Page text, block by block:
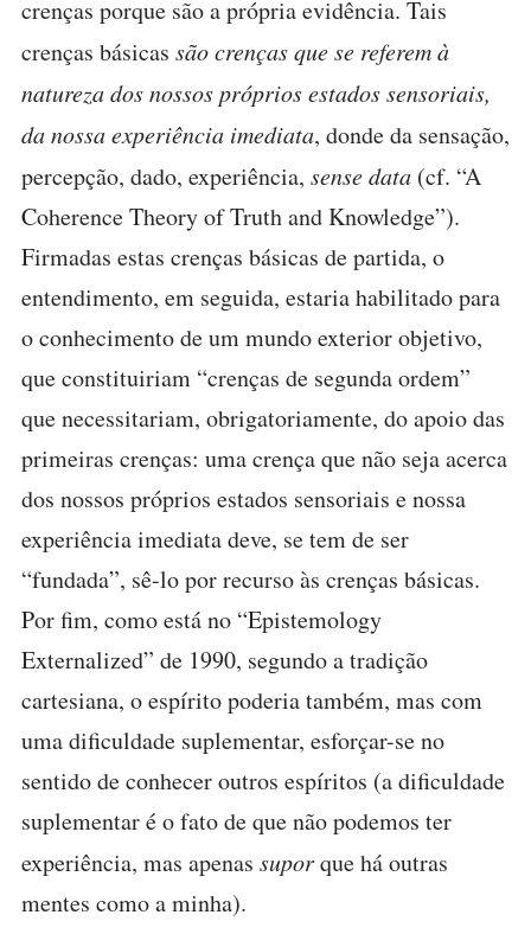
crenças porque são a própria evidência. Tais
crenças básicas são crenças que se referem à
natureza dos nossos próprios estados sensoriais,
da nossa experiência imediata, donde da sensação,
percepção, dado, experiência, sense data (cf. “A
Coherence Theory of Truth and Knowledge”).
Firmadas estas crenças básicas de partida, o
entendimento, em seguida, estaria habilitado para
o conhecimento de um mundo exterior objetivo,
que constituiriam “crenças de segunda ordem”
que necessitariam, obrigatoriamente, do apoio das
primeiras crenças: uma crença que não seja acerca
dos nossos próprios estados sensoriais e nossa
experiência imediata deve, se tem de ser
“fundada”, sê-lo por recurso às crenças básicas.
Por fim, como está no “Epistemology
Externalized” de 1990, segundo a tradição
cartesiana, o espírito poderia também, mas com
uma dificuldade suplementar, esforçar-se no
sentido de conhecer outros espíritos (a dificuldade
suplementar é o fato de que não podemos ter
experiência, mas apenas suporque há outras
mentes como a minha).